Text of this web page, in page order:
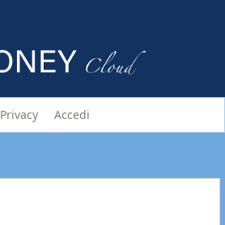
Privacy Accedi